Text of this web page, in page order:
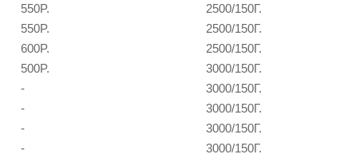
550P.
2500/150Г.
550P.
2500/150Г.
600P.
2500/150Г.
500P.
3000/150Г.
-
3000/150Г.
-
3000/150Г.
-
3000/150Г.
- 3000/150Г.